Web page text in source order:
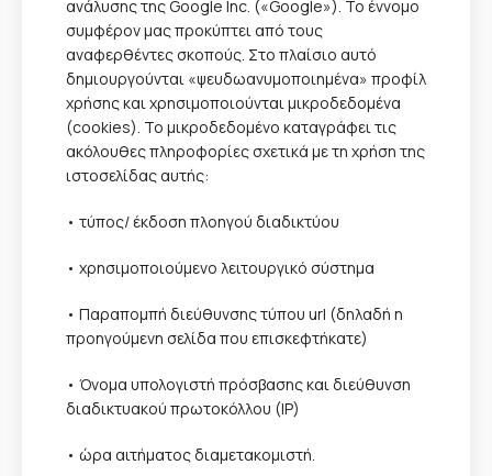
ανάλυσης της Google Inc. («Google»). Το έννομο
συμφέρον μας προκύπτει από τους
αναφερθέντες σκοπούς. Στο πλαίσιο αυτό
δημιουργούνται «ψευδωανυμοποιημένα» προφίλ
χρήσης και χρησιμοποιούνται μικροδεδομένα
(cookies). Το μικροδεδομένο καταγράφει τις
ακόλουθες πληροφορίες σχετικά με τη χρήση της
ιστοσελίδας αυτής:
• τύπος/ έκδοση πλοηγού διαδικτύου
• χρησιμοποιούμενο λειτουργικό σύστημα
• Παραπομπή διεύθυνσης τύπου url (δηλαδή η
προηγούμενη σελίδα που επισκεφτήκατε)
• Όνομα υπολογιστή πρόσβασης και διεύθυνση
διαδικτυακού πρωτοκόλλου (IP)
• ώρα αιτήματος διαμετακομιστή.